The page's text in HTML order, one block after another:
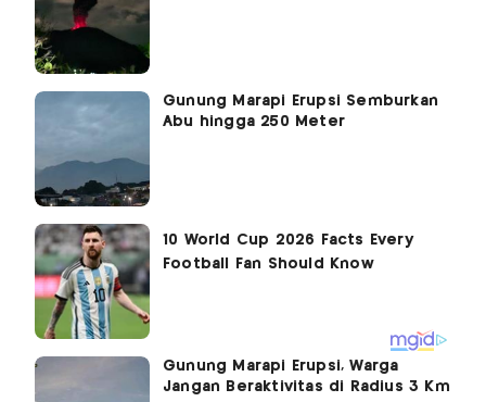
Gunung Marapi Erupsi Semburkan
Abu hingga 250 Meter
Gunung Marapi Erupsi, Warga
Jangan Beraktivitas di Radius 3 Km